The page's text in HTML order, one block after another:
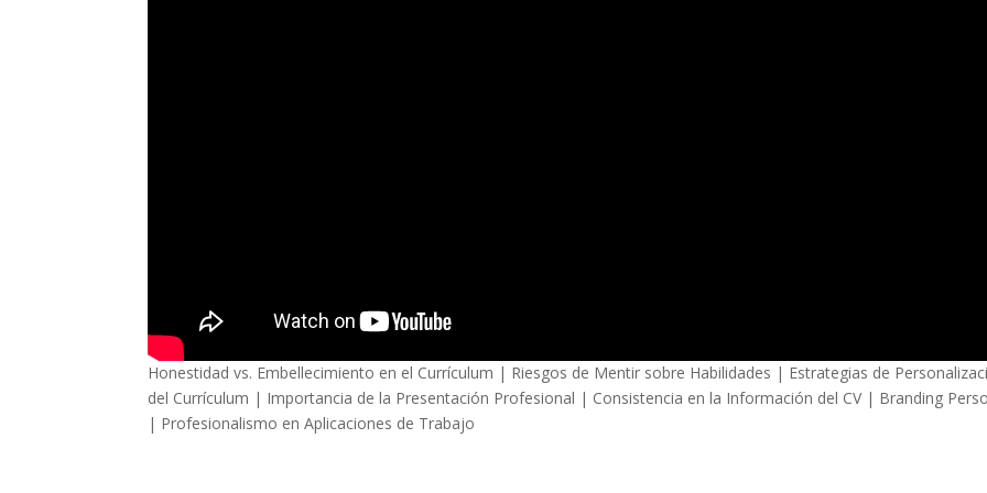
Honestidad vs. Embellecimiento en el Currículum | Riesgos de Mentir sobre Habilidades | Estrategias de
del Currículum | Importancia de la Presentación Profesional | Consistencia en la Información del CV | Branding
| Profesionalismo en Aplicaciones de Trabajo